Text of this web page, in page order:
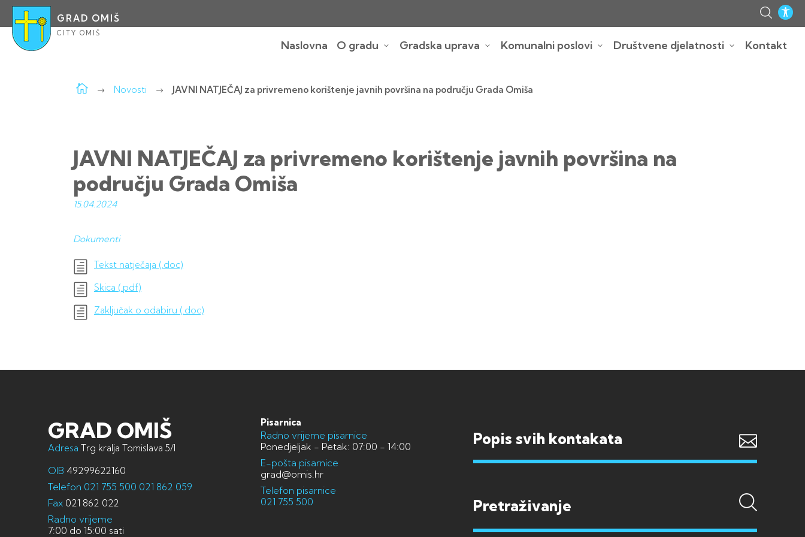
GRAD OMIŠ
CITY OMIŠ
Naslovna O gradu Gradska uprava Komunalni poslovi Društvene djelatnosti Kontakt
Novosti JAVNI NATJEČAJ za privremeno korištenje javnih površina na području Grada Omiša
JAVNI NATJEČAJ za privremeno korištenje javnih površina na
području Grada Omiša
15.04.2024
Dokumenti
Tekst natječaja (.doc)
Skica (.pdf)
Zaključak o odabiru (.doc)
GRAD OMIŠ
Adresa Trg kralja Tomislava 5/I
OIB 49299622160
Telefon 021 755 500 021 862 059
Fax 021 862 022
Radno vrijeme
7:00 do 15:00 sati
Pisarnica
Radno vrijeme pisarnice
Ponedjeljak - Petak: 07:00 - 14:00
E-pošta pisarnice
grad@omis.hr
Telefon pisarnice
021 755 500
Popis svih kontakata